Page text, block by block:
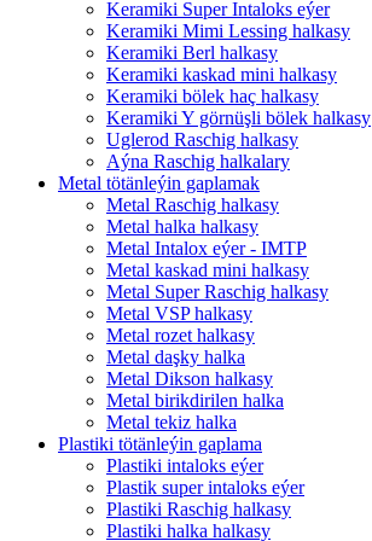
Keramiki Super Intaloks eýer
Keramiki Mimi Lessing halkasy
Keramiki Berl halkasy
Keramiki kaskad mini halkasy
Keramiki bölek haç halkasy
Keramiki Y görnüşli bölek halkasy
Uglerod Raschig halkasy
Aýna Raschig halkalary
Metal tötänleýin gaplamak
Metal Raschig halkasy
Metal halka halkasy
Metal Intalox eýer - IMTP
Metal kaskad mini halkasy
Metal Super Raschig halkasy
Metal VSP halkasy
Metal rozet halkasy
Metal daşky halka
Metal Dikson halkasy
Metal birikdirilen halka
Metal tekiz halka
Plastiki tötänleýin gaplama
Plastiki intaloks eýer
Plastik super intaloks eýer
Plastiki Raschig halkasy
Plastiki halka halkasy